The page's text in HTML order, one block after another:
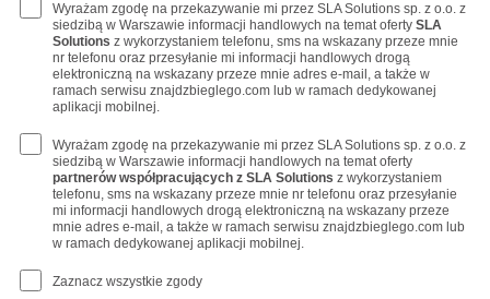
Wyrażam zgodę na przekazywanie mi przez SLA Solutions sp. z o.o. z
siedzibą w Warszawie informacji handlowych na temat oferty SLA
Solutions z wykorzystaniem telefonu, sms na wskazany przeze mnie
nr telefonu oraz przesyłanie mi informacji handlowych drogą
elektroniczną na wskazany przeze mnie adres e-mail, a także w
ramach serwisu znajdzbieglego.com lub w ramach dedykowanej
aplikacji mobilnej.
Wyrażam zgodę na przekazywanie mi przez SLA Solutions sp. z o.o. z
siedzibą w Warszawie informacji handlowych na temat oferty
partnerów współpracujących z SLA Solutions z wykorzystaniem
telefonu, sms na wskazany przeze mnie nr telefonu oraz przesyłanie
mi informacji handlowych drogą elektroniczną na wskazany przeze
mnie adres e-mail, a także w ramach serwisu znajdzbieglego.com lub
w ramach dedykowanej aplikacji mobilnej.
Zaznacz wszystkie zgody